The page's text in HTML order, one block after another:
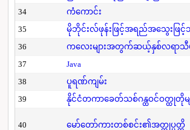
34
ကံကောင်း
35
မိုဘိုင်းလ်ဖုန်းဖြင့်အရည်အသွေးဖြင့်သီခ
36
ကလေးများအတွက်ဆယ့်နှစ်လရာသီပ
37
Java
38
ပူရဏ်ကျမ်း
39
နိုင်ငံတကာခေတ်သစ်ဂန္ထဝင်ဝတ္ထုတိုမျ
40 မော်တော်ကားတစ်စင်း၏အတ္ထုပ္ပတ္တိ